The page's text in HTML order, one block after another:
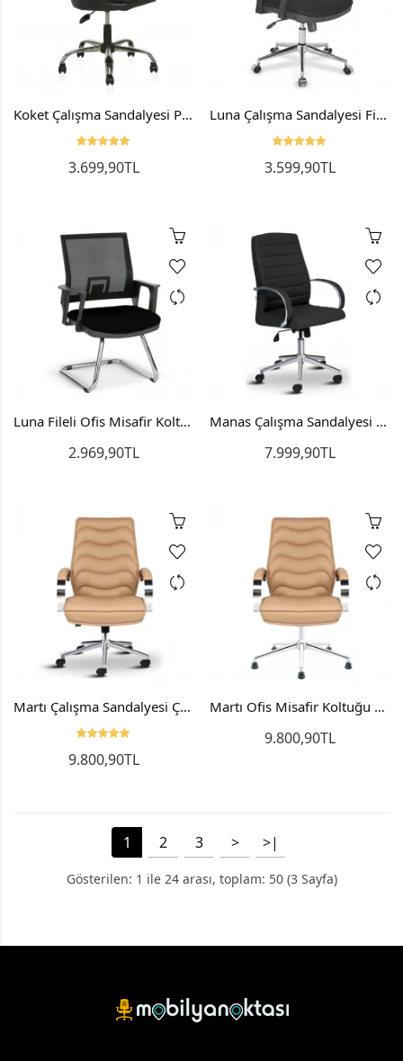
Koket Çalışma Sandalyesi Personel Koltuğu Ofis Koltuğu Bilgisayar Sandalyesi
3.699,90TL
Luna Çalışma Sandalyesi Fileli Ofis Koltuğu Bilgisayar Koltuğu
3.599,90TL
Luna Fileli Ofis Misafir Koltuğu Bekleme Sandalyesi
2.969,90TL
Manas Çalışma Sandalyesi Personel Koltuğu
7.999,90TL
Martı Çalışma Sandalyesi Çalışma Koltuğu Bilgisayar Sandalyesi
9.800,90TL
Martı Ofis Misafir Koltuğu Bekleme Sandalyesi
9.800,90TL
1 2 3 > >|
Gösterilen: 1 ile 24 arası, toplam: 50 (3 Sayfa)